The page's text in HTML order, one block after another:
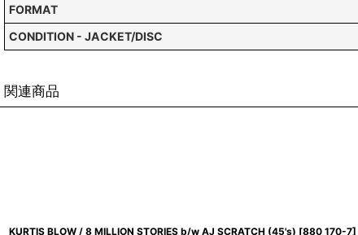
FORMAT
CONDITION - JACKET/DISC
関連商品
KURTIS BLOW / 8 MILLION STORIES b/w AJ SCRATCH (45's) [880 170-7]